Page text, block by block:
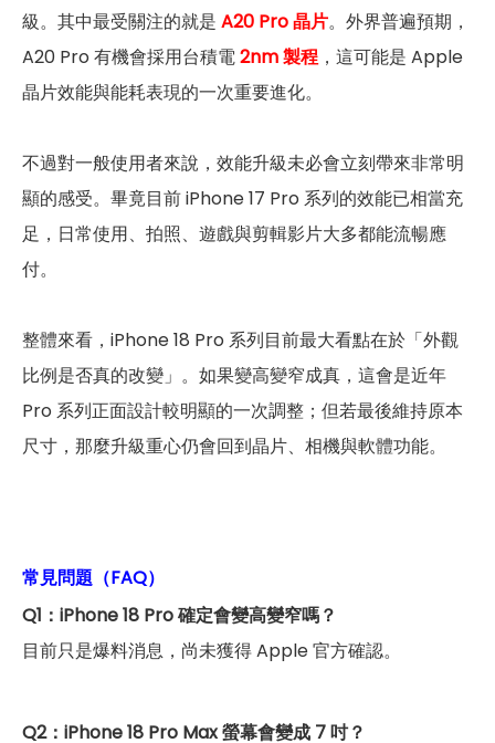
級。其中最受關注的就是 A20 Pro 晶片。外界普遍預期，
A20 Pro 有機會採用台積電2nm 製程，這可能是 Apple
晶片效能與能耗表現的一次重要進化。
不過對一般使用者來說，效能升級未必會立刻帶來非常明
顯的感受。畢竟目前 iPhone 17 Pro 系列的效能已相當充
足，日常使用、拍照、遊戲與剪輯影片大多都能流暢應
付。
整體來看，iPhone 18 Pro 系列目前最大看點在於「外觀
比例是否真的改變」。如果變高變窄成真，這會是近年
Pro 系列正面設計較明顯的一次調整；但若最後維持原本
尺寸，那麼升級重心仍會回到晶片、相機與軟體功能。
常見問題（FAQ）
Q1：iPhone 18 Pro 確定會變高變窄嗎？
目前只是爆料消息，尚未獲得 Apple 官方確認。
Q2：iPhone 18 Pro Max 螢幕會變成 7 吋？